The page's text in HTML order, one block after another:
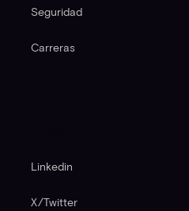
Seguridad
Carreras
Linkedin
X/Twitter